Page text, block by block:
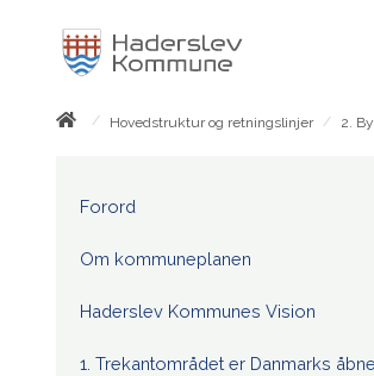
/ Hovedstruktur og retningslinjer / 2.
Forord
Om kommuneplanen
Haderslev Kommunes Vision
1. Trekantområdet er Danmarks åbne